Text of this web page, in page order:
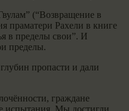
(“Возвращение в
праматери Рахели в книге
в пределы свои”. И
пределы.
пропасти и дали
граждане
испытания. Мы достигли